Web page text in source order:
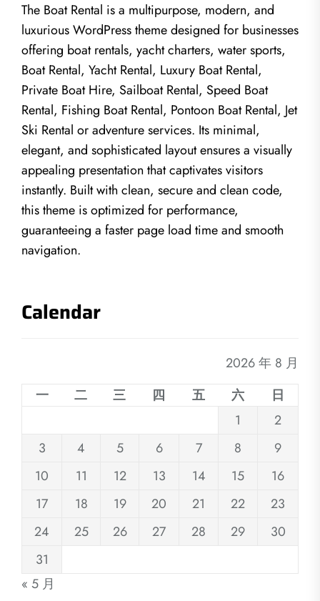
The Boat Rental is a multipurpose, modern, and
luxurious WordPress theme designed for businesses
offering boat rentals, yacht charters, water sports,
Boat Rental, Yacht Rental, Luxury Boat Rental,
Private Boat Hire, Sailboat Rental, Speed Boat
Rental, Fishing Boat Rental, Pontoon Boat Rental, Jet
Ski Rental or adventure services. Its minimal,
elegant, and sophisticated layout ensures a visually
appealing presentation that captivates visitors
instantly. Built with clean, secure and clean code,
this theme is optimized for performance,
guaranteeing a faster page load time and smooth
navigation.
Calendar
2026 年 8 月
一
二 三 四 五 六
日
1
2
3
4 5 6 7 8
9
10
11 12 13 14 15
16
17
18 19 20 21 22
23
24
25 26 27 28 29
30
31
« 5 月